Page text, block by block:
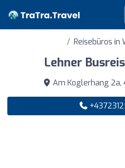
Reisebüros in
Lehner
Am Koglerhang 2a,